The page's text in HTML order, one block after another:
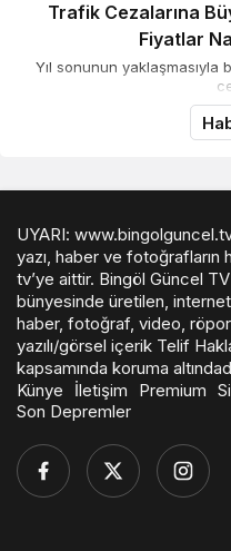
Trafik Cezalarına
Fiyatlar
Yıl sonunun yaklaşmasıyla
UYARI:
yazı, haber ve fotoğrafların
tv’ye aittir. Bingöl Güncel
bünyesinde üretilen,
haber, fotoğraf, video,
yazılı/görsel içerik Telif
kapsamında koruma
Künye
İletişim Premium
Son Depremler